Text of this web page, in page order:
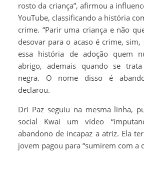
rosto da criança”, afirmou a
YouTube, classificando a história
crime. “Parir uma criança e não
desovar para o acaso é crime,
essa história de adoção quem
abrigo, ademais quando se
negra. O nome disso é
declarou.
Dri Paz seguiu na mesma linha,
social Kwai um vídeo
abandono de incapaz a atriz. Ela
jovem pagou para “sumirem com a